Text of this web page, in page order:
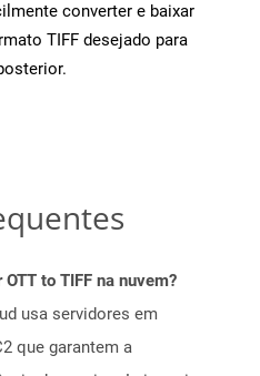
converter e baixar
TIFF desejado para
to TIFF na nuvem?
usa servidores em
que garantem a